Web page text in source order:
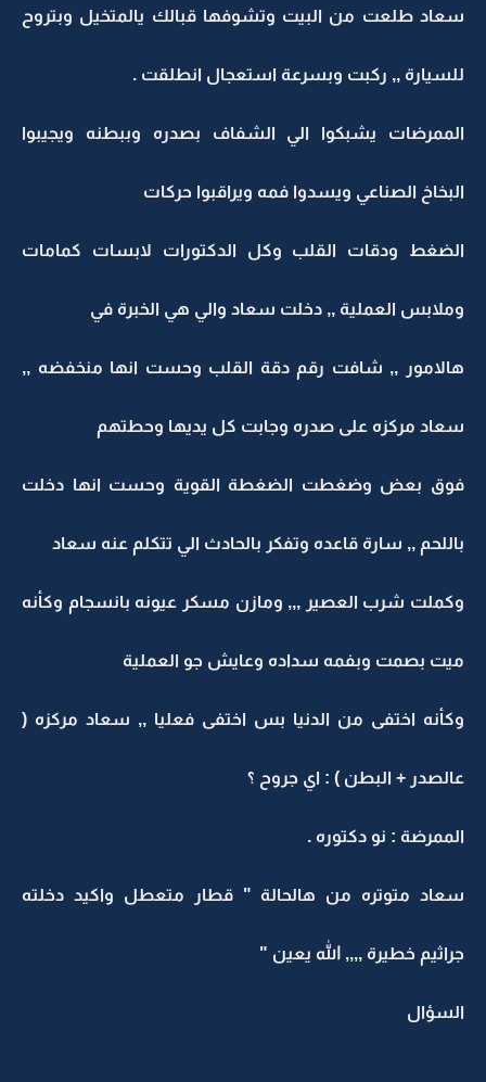
سعاد طلعت من البيت وتشوفها قبالك يالمتخيل وبتروح
للسيارة ,, ركبت وبسرعة استعجال انطلقت .
الممرضات يشبكوا الي الشفاف بصدره وببطنه ويجيبوا
البخاخ الصناعي ويسدوا فمه ويراقبوا حركات
الضغط ودقات القلب وكل الدكتورات لابسات كمامات
وملابس العملية ,, دخلت سعاد والي هي الخبرة في
هالامور ,, شافت رقم دقة القلب وحست انها منخفضه ,,
سعاد مركزه على صدره وجابت كل يديها وحطتهم
فوق بعض وضغطت الضغطة القوية وحست انها دخلت
باللحم ,, سارة قاعده وتفكر بالحادث الي تتكلم عنه سعاد
وكملت شرب العصير ,,, ومازن مسكر عيونه بانسجام وكأنه
ميت بصمت وبفمه سداده وعايش جو العملية
وكأنه اختفى من الدنيا بس اختفى فعليا ,, سعاد مركزه (
عالصدر + البطن ) : اي جروح ؟
الممرضة : نو دكتوره .
سعاد متوتره من هالحالة " قطار متعطل واكيد دخلته
جراثيم خطيرة ,,,, الله يعين "
السؤال